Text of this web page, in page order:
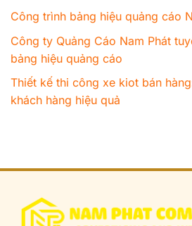
Công trình bảng hiệu quảng cáo
Công ty Quảng Cáo Nam Phát
bảng hiệu quảng cáo
Thiết kế thi công xe kiot bán
khách hàng hiệu quả